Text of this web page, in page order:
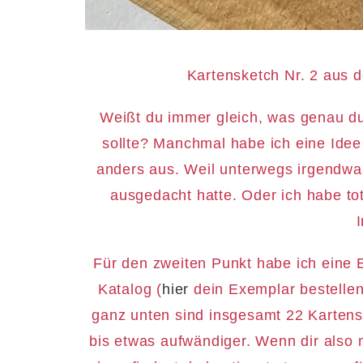
Kartensketch Nr. 2 aus
Weißt du immer gleich, was genau
sollte? Manchmal habe ich eine
anders aus. Weil unterwegs
ausgedacht hatte. Oder ich habe
Für den zweiten Punkt habe ich eine
Katalog (hier dein Exemplar
ganz unten sind insgesamt 22
bis etwas aufwändiger. Wenn dir